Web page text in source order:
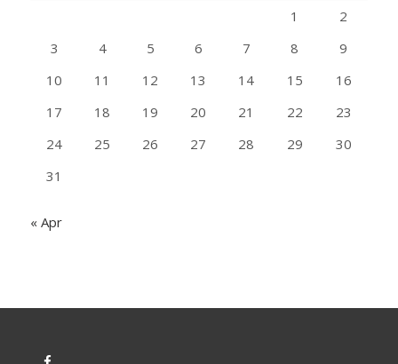
1
2
3
4 5 6 7 8
9
10
11 12 13 14 15
16
17
18 19 20 21 22
23
24
25 26 27 28 29
30
31
« Apr